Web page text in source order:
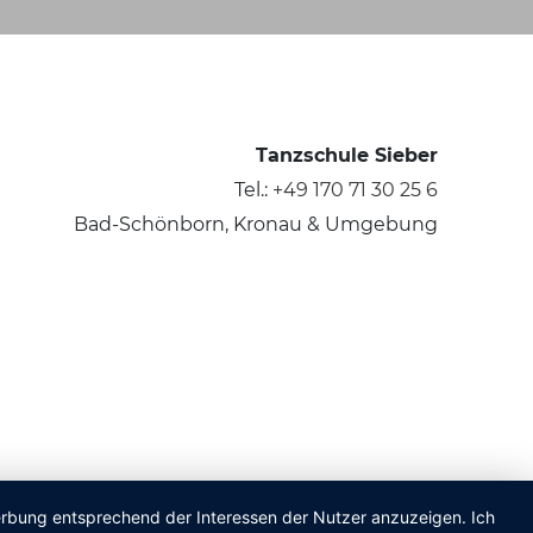
entsprechend der Interessen der Nutzer anzuzeigen. Ich
Tanzschule Sieber
Tel.: +49 170 71 30 25 6
Bad-Schönborn, Kronau & Umgebung